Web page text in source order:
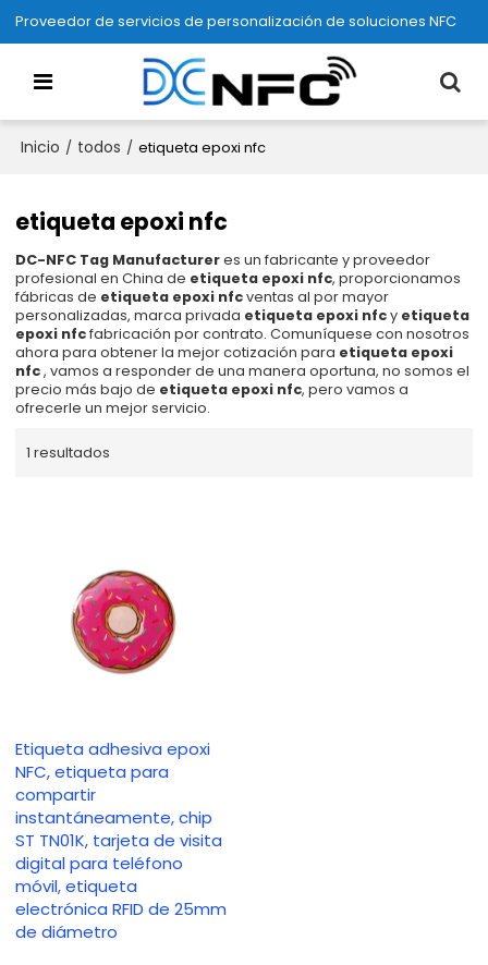
Proveedor de servicios de personalización de soluciones NFC
Inicio / todos / etiqueta epoxi nfc
etiqueta epoxi nfc
DC-NFC Tag Manufactureres un fabricante y proveedor
profesional en China de etiqueta epoxi nfc, proporcionamos
fábricas de etiqueta epoxi nfcventas al por mayor
personalizadas, marca privada etiqueta epoxi nfcy etiqueta
epoxi nfcfabricación por contrato. Comuníquese con nosotros
ahora para obtener la mejor cotización para etiqueta epoxi
nfc, vamos a responder de una manera oportuna, no somos el
precio más bajo de etiqueta epoxi nfc, pero vamos a
ofrecerle un mejor servicio.
1 resultados
Etiqueta adhesiva epoxi
NFC, etiqueta para
compartir
instantáneamente, chip
ST TN01K, tarjeta de visita
digital para teléfono
móvil, etiqueta
electrónica RFID de 25mm
de diámetro